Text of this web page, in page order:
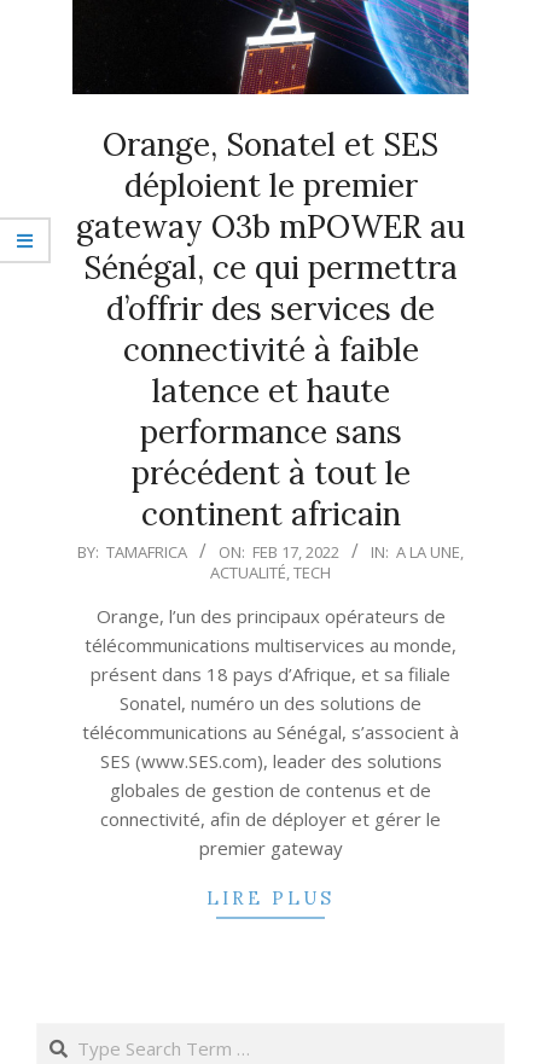
Orange, Sonatel et SES
déploient le premier
gateway O3b mPOWER au
Sénégal, ce qui permettra
d’offrir des services de
connectivité à faible
latence et haute
performance sans
précédent à tout le
continent africain
2022-
BY: TAMAFRICA ON: FEB 17, 2022 IN: A LA UNE,
ACTUALITÉ,TECH
Orange, l’un des principaux opérateurs de
télécommunications multiservices au monde,
présent dans 18 pays d’Afrique, et sa filiale
Sonatel, numéro un des solutions de
télécommunications au Sénégal, s’associent à
SES (www.SES.com), leader des solutions
globales de gestion de contenus et de
connectivité, afin de déployer et gérer le
premier gateway
LIRE PLUS
Search